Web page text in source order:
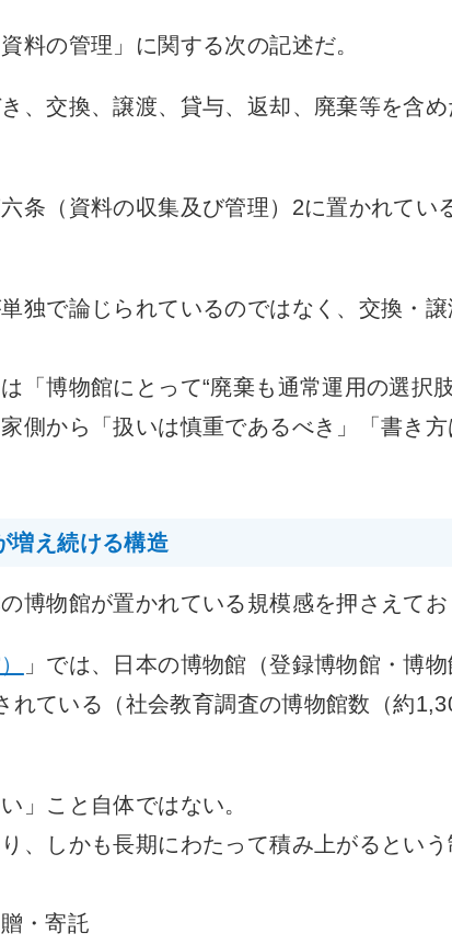
料の管理」に関する次の記述だ。
、交換、譲渡、貸与、返却、廃棄等を含
条（資料の収集及び管理）2に置かれてい
独で論じられているのではなく、交換・
「博物館にとって“廃棄も通常運用の選択
側から「扱いは慎重であるべき」「書き
増え続ける構造
博物館が置かれている規模感を押さえてお
」では、日本の博物館（登録博物館・博
れている（社会教育調査の博物館数（約
」こと自体ではない。
、しかも長期にわたって積み上がるとい
・寄託